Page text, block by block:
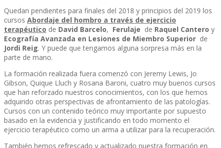
Quedan pendientes para finales del 2018 y principios del 2019 los
cursos Abordaje del hombro a través de ejercicio
terapéutico de David Barcelo, Ferulaje de Raquel Cantero y
Ecografía Avanzada en Lesiones de Miembro Superior de
Jordi Reig. Y puede que tengamos alguna sorpresa más en la
parte de mano.
La formación realizada fuera comenzó con Jeremy Lewis, Jo
Gibson, Quique Lluch y Rosana Baroni, cuatro muy buenos cursos
que han reforzado nuestros conocimientos, con los que hemos
adquirido otras perspectivas de afrontamiento de las patologías.
Cursos con un contenido teórico muy importante por supuesto
basado en la evidencia y justificando en todo momento el
ejercicio terapéutico como un arma a utilizar para la recuperación.
También hemos refrescado y actualizado nuestra formación en